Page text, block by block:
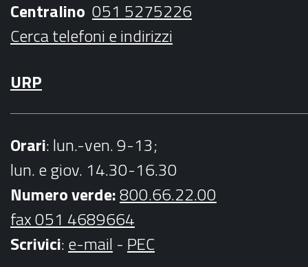
m
Centralino 051 5275226
Cerca telefoni e indirizzi
URP
Orari: lun.-ven. 9-13;
lun. e giov. 14.30-16.30
Numero verde:800.66.22.00
fax 051 4689664
Scrivici:e-mail - PEC